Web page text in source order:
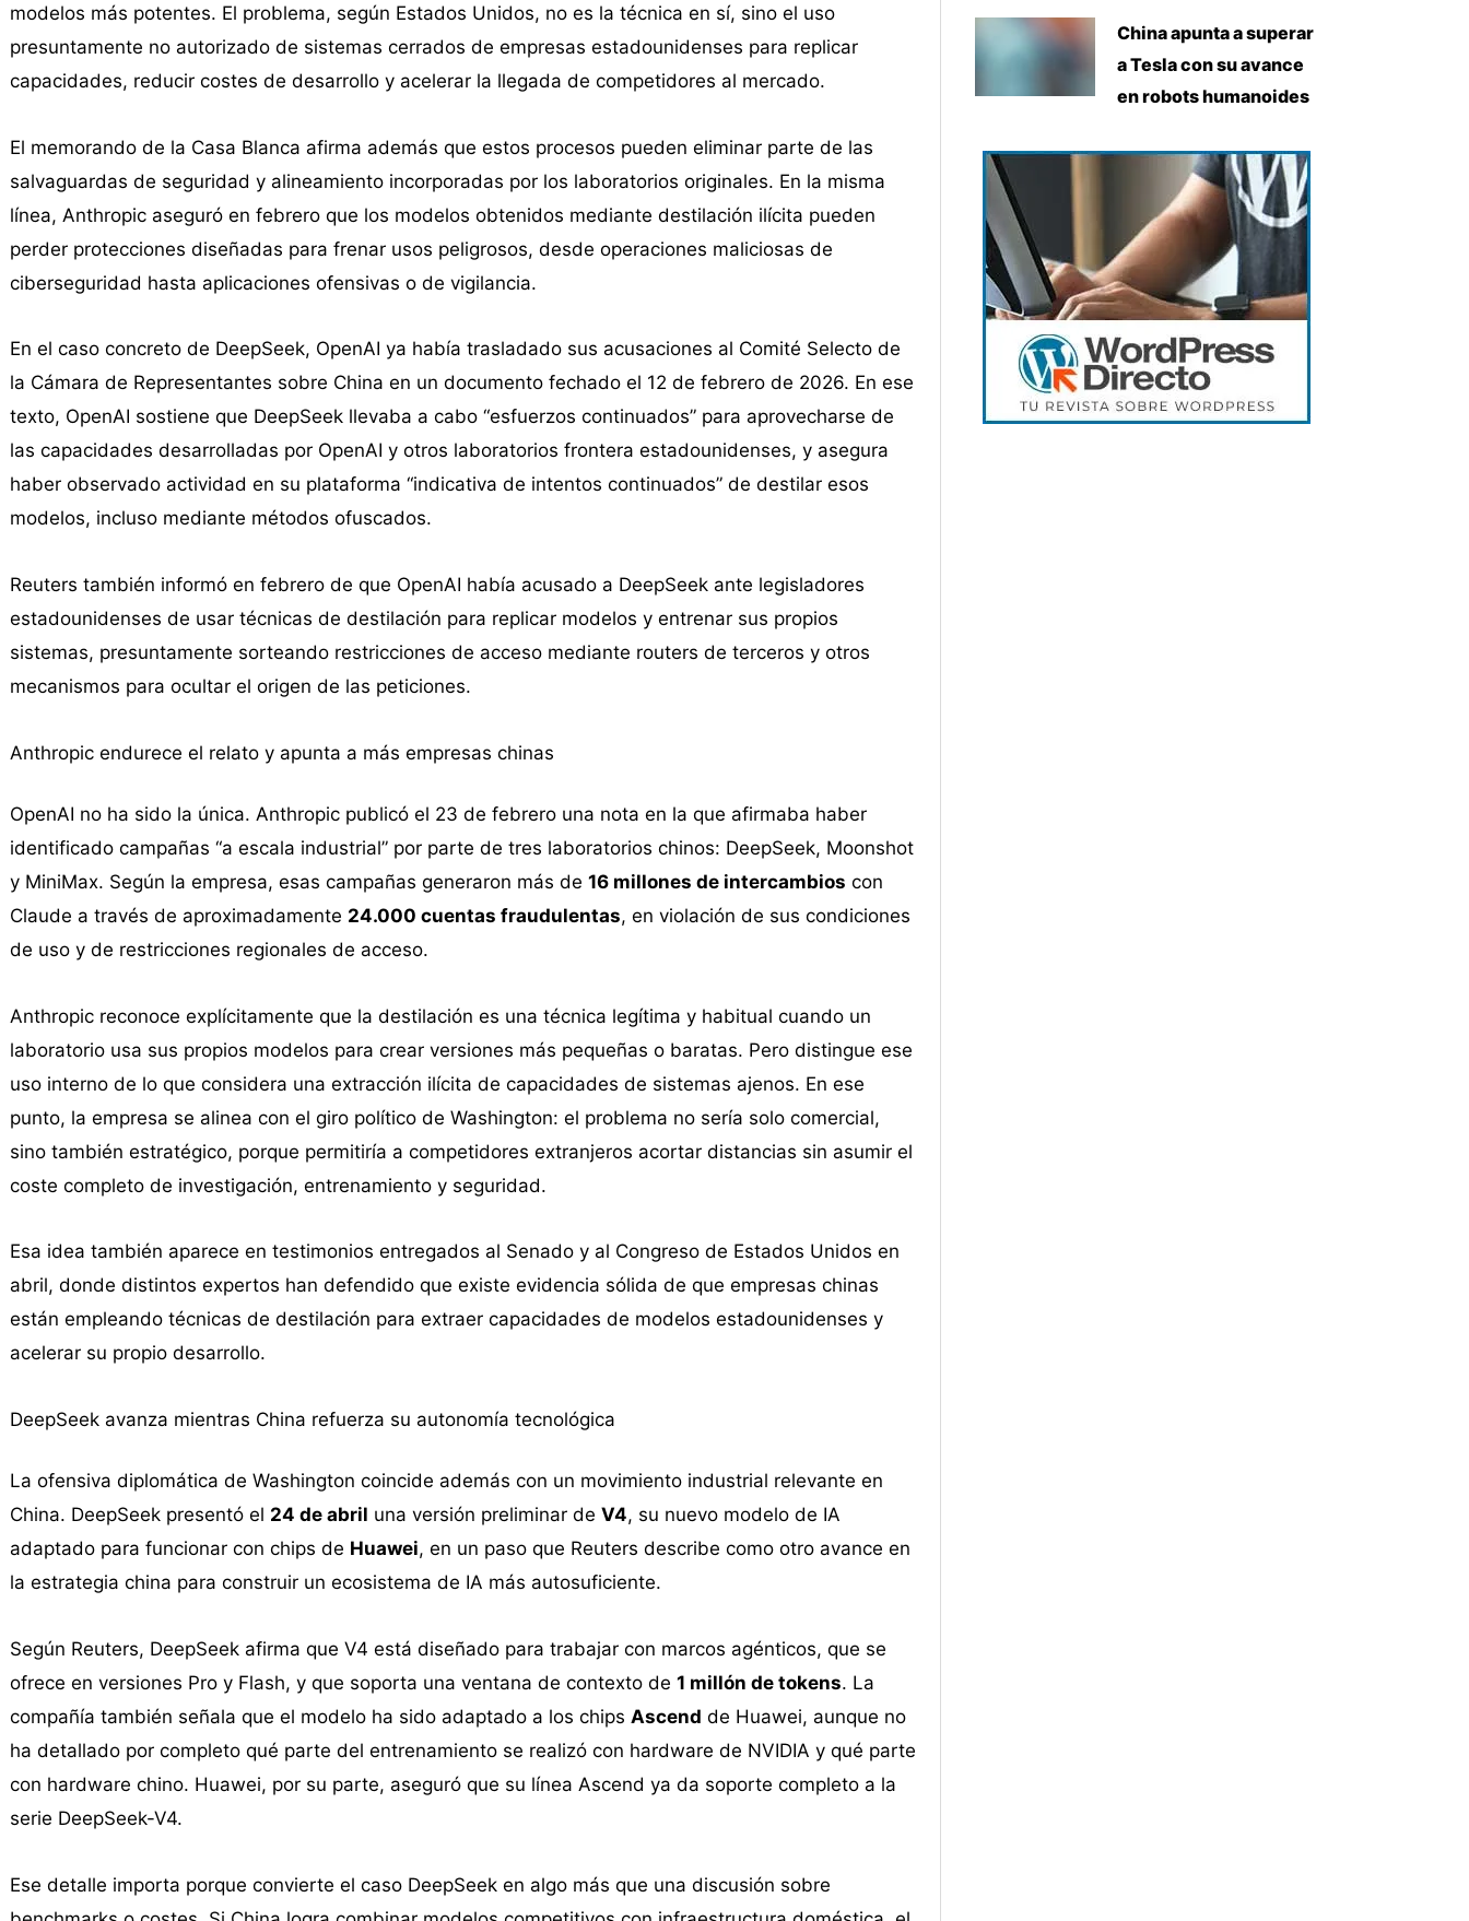
modelos más potentes. El problema, según Estados Unidos, no es la técnica en sí, sino el uso
presuntamente no autorizado de sistemas cerrados de empresas estadounidenses para replicar
capacidades, reducir costes de desarrollo y acelerar la llegada de competidores al mercado.
El memorando de la Casa Blanca afirma además que estos procesos pueden eliminar parte de las
salvaguardas de seguridad y alineamiento incorporadas por los laboratorios originales. En la misma
línea, Anthropic aseguró en febrero que los modelos obtenidos mediante destilación ilícita pueden
perder protecciones diseñadas para frenar usos peligrosos, desde operaciones maliciosas de
ciberseguridad hasta aplicaciones ofensivas o de vigilancia.
En el caso concreto de DeepSeek, OpenAI ya había trasladado sus acusaciones al Comité Selecto de
la Cámara de Representantes sobre China en un documento fechado el 12 de febrero de 2026. En ese
texto, OpenAI sostiene que DeepSeek llevaba a cabo “esfuerzos continuados” para aprovecharse de
las capacidades desarrolladas por OpenAI y otros laboratorios frontera estadounidenses, y asegura
haber observado actividad en su plataforma “indicativa de intentos continuados” de destilar esos
modelos, incluso mediante métodos ofuscados.
Reuters también informó en febrero de que OpenAI había acusado a DeepSeek ante legisladores
estadounidenses de usar técnicas de destilación para replicar modelos y entrenar sus propios
sistemas, presuntamente sorteando restricciones de acceso mediante routers de terceros y otros
mecanismos para ocultar el origen de las peticiones.
Anthropic endurece el relato y apunta a más empresas chinas
OpenAI no ha sido la única. Anthropic publicó el 23 de febrero una nota en la que afirmaba haber
identificado campañas “a escala industrial” por parte de tres laboratorios chinos: DeepSeek, Moonshot
y MiniMax. Según la empresa, esas campañas generaron más de 16 millones de intercambios con
Claude a través de aproximadamente 24.000 cuentas fraudulentas, en violación de sus condiciones
de uso y de restricciones regionales de acceso.
Anthropic reconoce explícitamente que la destilación es una técnica legítima y habitual cuando un
laboratorio usa sus propios modelos para crear versiones más pequeñas o baratas. Pero distingue ese
uso interno de lo que considera una extracción ilícita de capacidades de sistemas ajenos. En ese
punto, la empresa se alinea con el giro político de Washington: el problema no sería solo comercial,
sino también estratégico, porque permitiría a competidores extranjeros acortar distancias sin asumir el
coste completo de investigación, entrenamiento y seguridad.
Esa idea también aparece en testimonios entregados al Senado y al Congreso de Estados Unidos en
abril, donde distintos expertos han defendido que existe evidencia sólida de que empresas chinas
están empleando técnicas de destilación para extraer capacidades de modelos estadounidenses y
acelerar su propio desarrollo.
DeepSeek avanza mientras China refuerza su autonomía tecnológica
La ofensiva diplomática de Washington coincide además con un movimiento industrial relevante en
China. DeepSeek presentó el 24 de abril una versión preliminar de V4, su nuevo modelo de IA
adaptado para funcionar con chips de Huawei, en un paso que Reuters describe como otro avance en
la estrategia china para construir un ecosistema de IA más autosuficiente.
Según Reuters, DeepSeek afirma que V4 está diseñado para trabajar con marcos agénticos, que se
ofrece en versiones Pro y Flash, y que soporta una ventana de contexto de 1 millón de tokens. La
compañía también señala que el modelo ha sido adaptado a los chips Ascend de Huawei, aunque no
ha detallado por completo qué parte del entrenamiento se realizó con hardware de NVIDIA y qué parte
con hardware chino. Huawei, por su parte, aseguró que su línea Ascend ya da soporte completo a la
serie DeepSeek-V4.
Ese detalle importa porque convierte el caso DeepSeek en algo más que una discusión sobre
China apunta a superar
a Tesla con su avance
en robots humanoides